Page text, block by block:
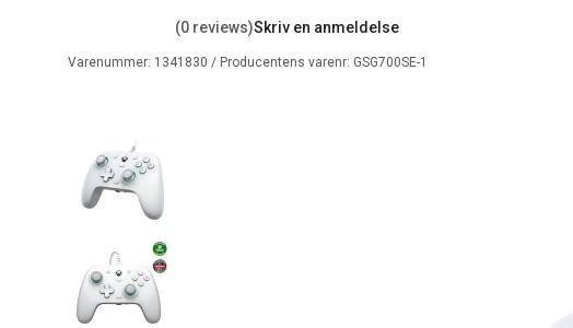
(0 reviews)Skriv en anmeldelse
Varenummer: 1341830 / Producentens varenr: GSG700SE-1